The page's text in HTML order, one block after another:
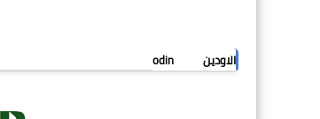
الاودين odin